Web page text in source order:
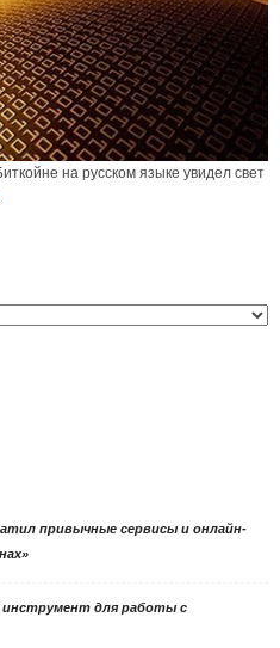
на русском языке увидел свет
привычные сервисы и онлайн-
инструмент для работы с